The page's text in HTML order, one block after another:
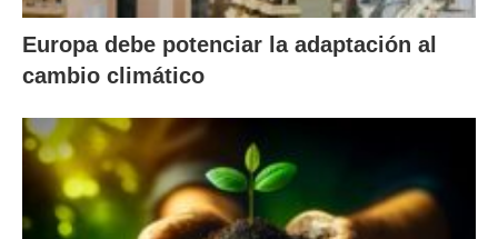
Europa debe potenciar la adaptación al
cambio climático